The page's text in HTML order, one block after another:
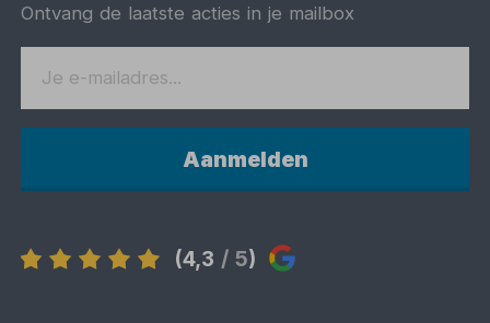
Ontvang de laatste acties in je mailbox
Aanmelden
(4,3 / 5)